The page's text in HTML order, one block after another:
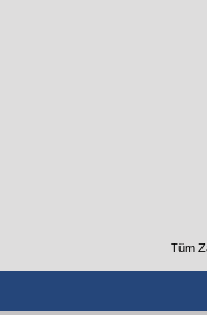
Tüm